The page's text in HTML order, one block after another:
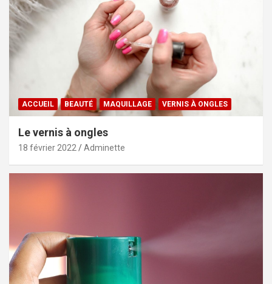
ACCUEIL BEAUTÉ MAQUILLAGE VERNIS À ONGLES
Le vernis à ongles
18 février 2022 Adminette